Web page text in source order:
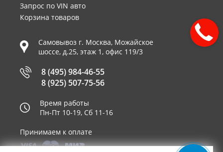
Запрос по VIN авто
Корзина товаров
Самовывоз г. Москва, Можайское
шоссе, д.25, этаж 1, офис 119/3
8 (495) 984-46-55
8 (925) 507-75-56
Время работы
Пн-Пт 10-19, Сб 11-16
Принимаем к оплате